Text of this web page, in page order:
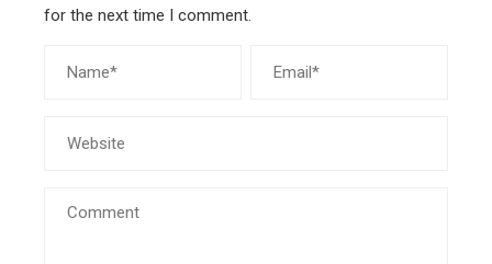
for the next time I comment.